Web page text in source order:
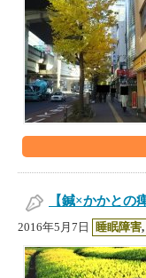
【鍼×かかとの
2016年5月7日 睡眠障害,